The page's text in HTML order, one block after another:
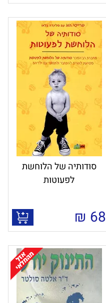
סודותיה של הלוחשת
לפעוטות
68
₪